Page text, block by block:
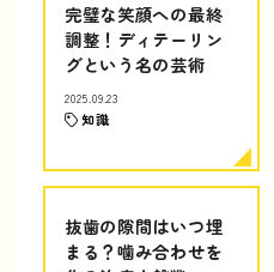
完璧な笑顔への最終
調整！ディテーリン
グという名の芸術
2025.09.23
知識
抜歯の隙間はいつ埋
まる？噛み合わせを